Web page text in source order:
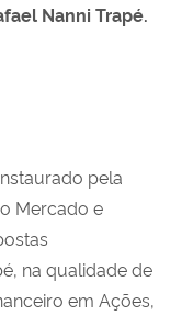
Nanni Trapé.
pela
Mercado e
na qualidade de
em Ações,